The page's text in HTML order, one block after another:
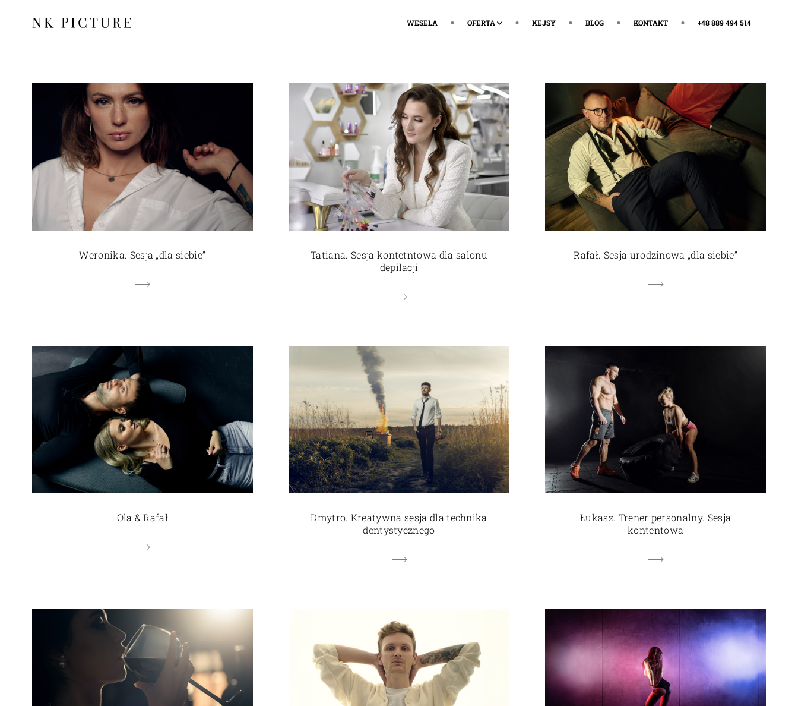
WESELA OFERTA KEJSY BLOG KONTAKT +48 889 494 514
Weronika. Sesja „dla siebie”
Tatiana. Sesja kontetntowa dla salonu
depilacji
Rafał. Sesja urodzinowa „dla siebie”
Ola & Rafał
Dmytro. Kreatywna sesja dla technika
dentystycznego
Łukasz. Trener personalny. Sesja
kontentowa